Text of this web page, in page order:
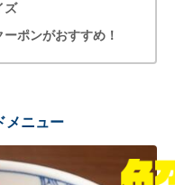
ズ
ポンがおすすめ！
メニュー